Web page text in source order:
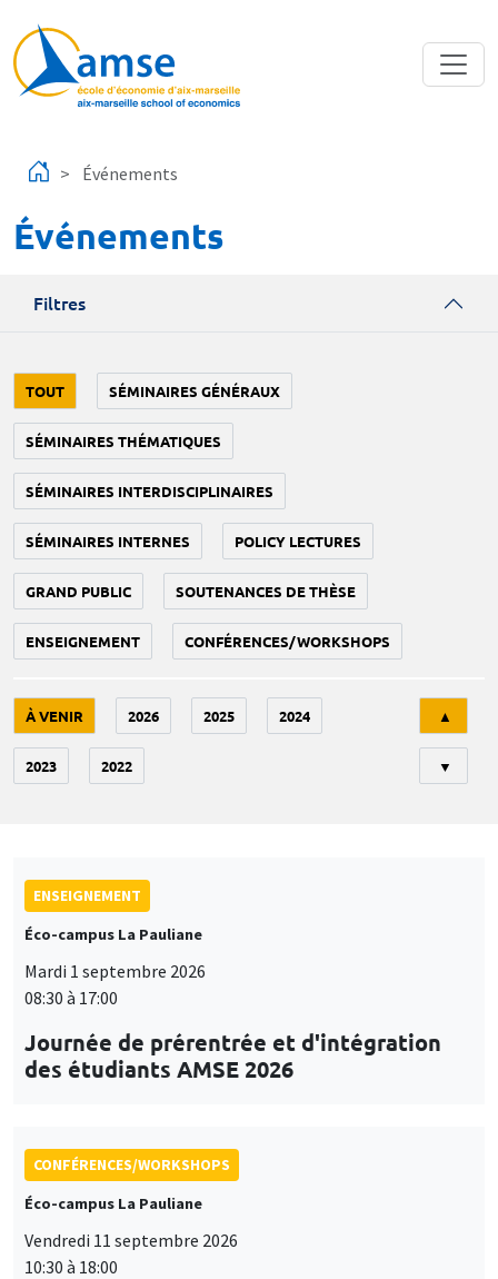
Événements
Événements
Filtres
TOUT SÉMINAIRES GÉNÉRAUX
SÉMINAIRES THÉMATIQUES
SÉMINAIRES INTERDISCIPLINAIRES
SÉMINAIRES INTERNES POLICY LECTURES
GRAND PUBLIC SOUTENANCES DE THÈSE
ENSEIGNEMENT CONFÉRENCES/WORKSHOPS
À VENIR 2026 2025 2024
2023 2022
▲
▼
ENSEIGNEMENT
Éco-campus La Pauliane
Mardi 1 septembre 2026
08:30 à 17:00
Journée de prérentrée et d'intégration
des étudiants AMSE 2026
CONFÉRENCES/WORKSHOPS
Éco-campus La Pauliane
Vendredi 11 septembre 2026
10:30 à 18:00